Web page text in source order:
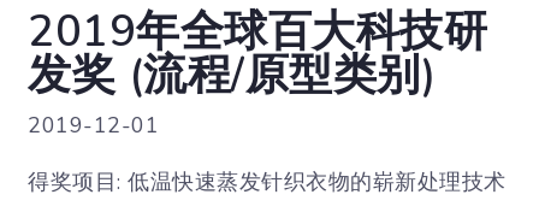
2019年全球百大科技研
发奖 (流程/原型类别)
2019-12-01
得奖项目: 低温快速蒸发针织衣物的崭新处理技术